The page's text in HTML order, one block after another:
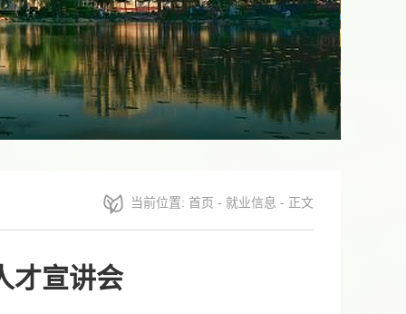
当前位置: 首页 - 就业信息 - 正文
才宣讲会